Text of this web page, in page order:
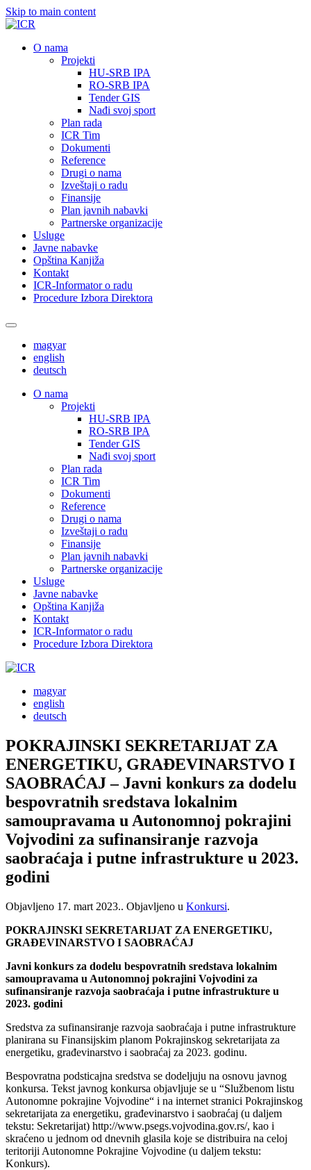
Skip to main content
О nama
Projekti
HU-SRB IPA
RO-SRB IPA
Tender GIS
Nađi svoj sport
Plan rada
ICR Tim
Dokumenti
Reference
Drugi o nama
Izveštaji o radu
Finansije
Plan javnih nabavki
Partnerske organizacije
Usluge
Javne nabavke
Opština Kanjiža
Kontakt
ICR-Informator o radu
Procedure Izbora Direktora
magyar
english
deutsch
О nama
Projekti
HU-SRB IPA
RO-SRB IPA
Tender GIS
Nađi svoj sport
Plan rada
ICR Tim
Dokumenti
Reference
Drugi o nama
Izveštaji o radu
Finansije
Plan javnih nabavki
Partnerske organizacije
Usluge
Javne nabavke
Opština Kanjiža
Kontakt
ICR-Informator o radu
Procedure Izbora Direktora
magyar
english
deutsch
POKRAJINSKI SEKRETARIJAT ZA
ENERGETIKU, GRAĐEVINARSTVO I
SAOBRAĆAJ – Javni konkurs za dodelu
bespovratnih sredstava lokalnim
samoupravama u Autonomnoj pokrajini
Vojvodini za sufinansiranje razvoja
saobraćaja i putne infrastrukture u 2023.
godini
Objavljeno 17. mart 2023.. Objavljeno u Konkursi.
POKRAJINSKI SEKRETARIJAT ZA ENERGETIKU,
GRAĐEVINARSTVO I SAOBRAĆAJ
Javni konkurs za dodelu bespovratnih sredstava lokalnim
samoupravama u Autonomnoj pokrajini Vojvodini za
sufinansiranje razvoja saobraćaja i putne infrastrukture u
2023. godini
Sredstva za sufinansiranje razvoja saobraćaja i putne infrastrukture
planirana su Finansijskim planom Pokrajinskog sekretarijata za
energetiku, građevinarstvo i saobraćaj za 2023. godinu.
Bespovratna podsticajna sredstva se dodeljuju na osnovu javnog
konkursa. Tekst javnog konkursa objavljuje se u “Službenom listu
Autonomne pokrajine Vojvodine“ i na internet stranici Pokrajinskog
sekretarijata za energetiku, građevinarstvo i saobraćaj (u daljem
tekstu: Sekretarijat) http://www.psegs.vojvodina.gov.rs/, kao i
skraćeno u jednom od dnevnih glasila koje se distribuira na celoj
teritoriji Autonomne Pokrajine Vojvodine (u daljem tekstu:
Konkurs).